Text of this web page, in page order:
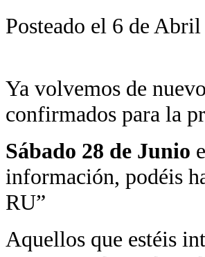
Posteado el 6 de
Ya volvemos de
confirmados para la
Sábado 28 de Junio
información, podéis
RU”
Aquellos que estéis